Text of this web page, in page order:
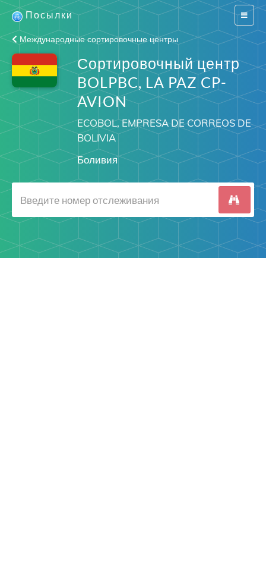
Switch
Посылки
Международные сортировочные центры
Сортировочный центр
BOLPBC, LA PAZ CP-
AVION
ECOBOL, EMPRESA DE CORREOS DE
BOLIVIA
Боливия